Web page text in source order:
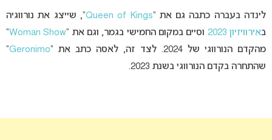
לינדה בעברה כתבה גם את “Queen of Kings“, שייצג את נורווגיה
באירוויזיון 2023 וסיים במקום החמישי בגמר, וגם את “Woman Show
”
מהקדם הנורווגי של 2024. לצד זה, לאסה כתב את “
Geronimo
”
שהתחרה בקדם הנורווגי בשנת 2023.